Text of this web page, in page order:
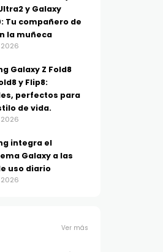
y Galaxy
Tu compañero de
la muñeca
2026
Galaxy Z Fold8
y Flip8:
perfectos para
de vida.
2026
integra el
Galaxy a las
uso diario
2026
Ver más